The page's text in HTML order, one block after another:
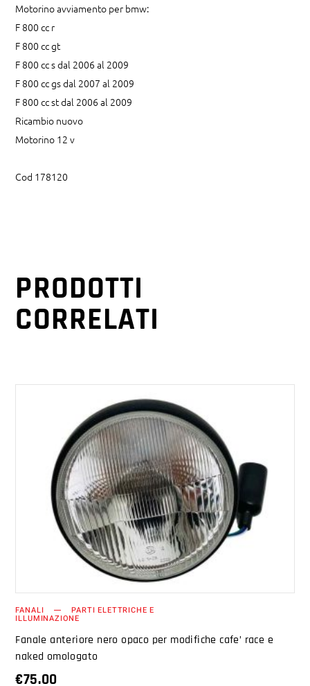
Motorino avviamento per bmw:
F 800 cc r
F 800 cc gt
F 800 cc s dal 2006 al 2009
F 800 cc gs dal 2007 al 2009
F 800 cc st dal 2006 al 2009
Ricambio nuovo
Motorino 12 v
Cod 178120
PRODOTTI
CORRELATI
AGGIUNGI AL CARRELLO
FANALI PARTI ELETTRICHE E
ILLUMINAZIONE
Fanale anteriore nero opaco per modifiche cafe’ race e
naked omologato
€75.00